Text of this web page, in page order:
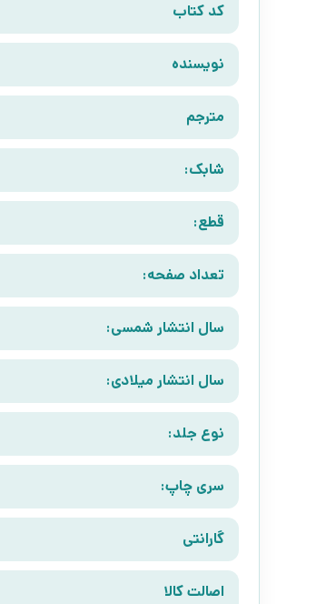
کد کتاب
نویسنده
مترجم
شابک:
قطع:
تعداد صفحه:
سال انتشار شمسی:
سال انتشار میلادی:
نوع جلد:
سری چاپ:
گارانتی
اصالت کالا